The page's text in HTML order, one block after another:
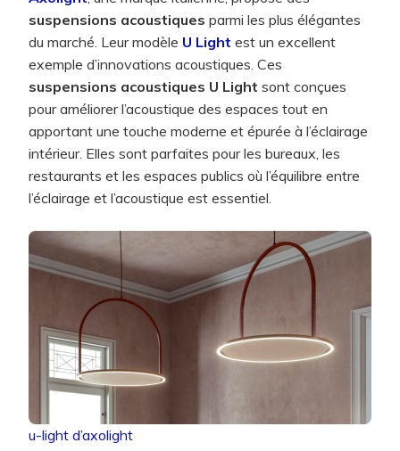
suspensions acoustiques parmi les plus élégantes
du marché. Leur modèle U Light est un excellent
exemple d’innovations acoustiques. Ces
suspensions acoustiques U Light sont conçues
pour améliorer l’acoustique des espaces tout en
apportant une touche moderne et épurée à l’éclairage
intérieur. Elles sont parfaites pour les bureaux, les
restaurants et les espaces publics où l’équilibre entre
l’éclairage et l’acoustique est essentiel.
u-light d’axolight